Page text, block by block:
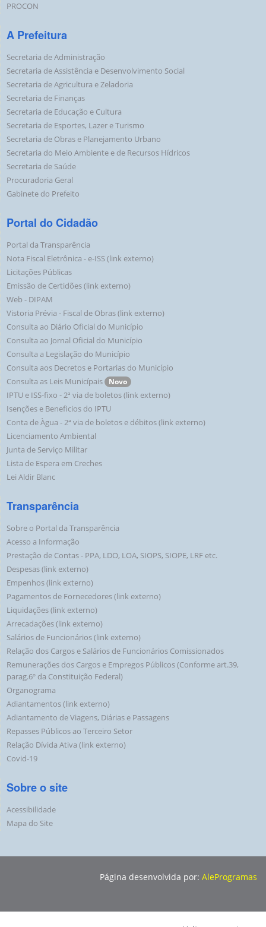
PROCON
A Prefeitura
Secretaria de Administração
Secretaria de Assistência e Desenvolvimento Social
Secretaria de Agricultura e Zeladoria
Secretaria de Finanças
Secretaria de Educação e Cultura
Secretaria de Esportes, Lazer e Turismo
Secretaria de Obras e Planejamento Urbano
Secretaria do Meio Ambiente e de Recursos Hídricos
Secretaria de Saúde
Procuradoria Geral
Gabinete do Prefeito
Portal do Cidadão
Portal da Transparência
Nota Fiscal Eletrônica - e-ISS (link externo)
Licitações Públicas
Emissão de Certidões (link externo)
Web - DIPAM
Vistoria Prévia - Fiscal de Obras (link externo)
Consulta ao Diário Oficial do Município
Consulta ao Jornal Oficial do Município
Consulta a Legislação do Município
Consulta aos Decretos e Portarias do Município
Consulta as Leis Municípais
Novo
IPTU e ISS-fixo - 2ª via de boletos (link externo)
Isenções e Beneficios do IPTU
Conta de Àgua - 2ª via de boletos e débitos (link externo)
Licenciamento Ambiental
Junta de Serviço Militar
Lista de Espera em Creches
Lei Aldir Blanc
Transparência
Sobre o Portal da Transparência
Acesso a Informação
Prestação de Contas - PPA, LDO, LOA, SIOPS, SIOPE, LRF etc.
Despesas (link externo)
Empenhos (link externo)
Pagamentos de Fornecedores (link externo)
Liquidações (link externo)
Arrecadações (link externo)
Salários de Funcionários (link externo)
Relação dos Cargos e Salários de Funcionários Comissionados
Remunerações dos Cargos e Empregos Públicos (Conforme art.39,
parag.6º da Constituição Federal)
Organograma
Adiantamentos (link externo)
Adiantamento de Viagens, Diárias e Passagens
Repasses Públicos ao Terceiro Setor
Relação Dívida Ativa (link externo)
Covid-19
Sobre o site
Acessibilidade
Mapa do Site
Página desenvolvida por: AleProgramas